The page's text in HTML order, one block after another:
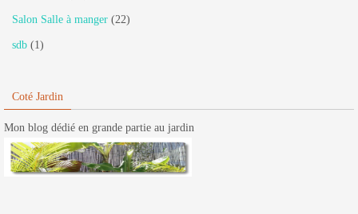
Salon Salle à manger (22)
sdb (1)
Coté Jardin
Mon blog dédié en grande partie au jardin